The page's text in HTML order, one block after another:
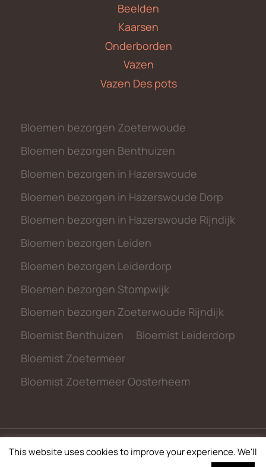
Beelden
Kaarsen
Onderborden
Vazen
Vazen Des pots
Bloemen bezorgen Zoeterwoude
Bloemen bezorgen Benthuizen
Bloemen bezorgen in Hazerswoude
Bloemen bezorgen in Hazerswoude Dorp
Bloemen bezorgen in Hazerswoude Rijndijk
Bloemen bezorgen Leiden
Bloemen bezorgen Leiderdorp
Bloemen bezorgen Stompwijk
Bloemen bezorgen Zoeterwoude Rijndijk
Bloemist Benthuizen
Bloemist Leiderdorp
Bloemist Zoetermeer
Bloemist Zoetermeer Oosterheem
© 2026 metbloemen.nl
This website uses cookies to improve your experience. We'll